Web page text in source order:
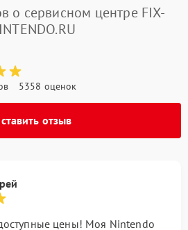
о сервисном центре FIX-
5358 оценок
отзыв
цены! Моя Nintendo